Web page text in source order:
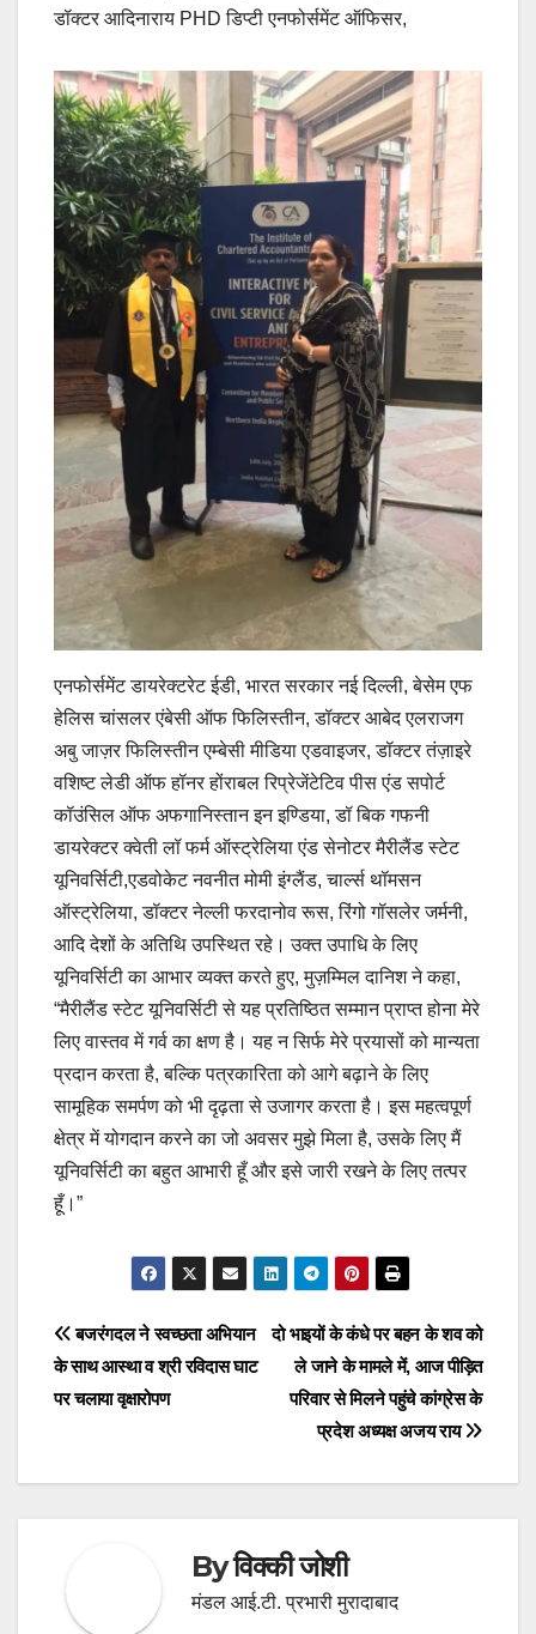
डॉक्टर आदिनाराय PHD डिप्टी एनफोर्समेंट ऑफिसर,
एनफोर्समेंट डायरेक्टरेट ईडी, भारत सरकार नई दिल्ली, बेसेम एफ
हेलिस चांसलर एंबेसी ऑफ फिलिस्तीन, डॉक्टर आबेद एलराजग
अबु जाज़र फिलिस्तीन एम्बेसी मीडिया एडवाइजर, डॉक्टर तंज़ाइरे
वशिष्ट लेडी ऑफ हॉनर होंराबल रिप्रेजेंटेटिव पीस एंड सपोर्ट
कॉउंसिल ऑफ अफगानिस्तान इन इण्डिया, डॉ बिक गफनी
डायरेक्टर क्वेती लॉ फर्म ऑस्ट्रेलिया एंड सेनोटर मैरीलैंड स्टेट
यूनिवर्सिटी,एडवोकेट नवनीत मोमी इंग्लैंड, चार्ल्स थॉमसन
ऑस्ट्रेलिया, डॉक्टर नेल्ली फरदानोव रूस, रिंगो गॉसलेर जर्मनी,
आदि देशों के अतिथि उपस्थित रहे। उक्त उपाधि के लिए
यूनिवर्सिटी का आभार व्यक्त करते हुए, मुज़म्मिल दानिश ने कहा,
“मैरीलैंड स्टेट यूनिवर्सिटी से यह प्रतिष्ठित सम्मान प्राप्त होना मेरे
लिए वास्तव में गर्व का क्षण है। यह न सिर्फ मेरे प्रयासों को मान्यता
प्रदान करता है, बल्कि पत्रकारिता को आगे बढ़ाने के लिए
सामूहिक समर्पण को भी दृढ़ता से उजागर करता है। इस महत्वपूर्ण
क्षेत्र में योगदान करने का जो अवसर मुझे मिला है, उसके लिए मैं
यूनिवर्सिटी का बहुत आभारी हूँ और इसे जारी रखने के लिए तत्पर
हूँ।”
Post
navigation
दो भाइयों के कंधे पर बहन के शव को
ले जाने के मामले में, आज पीड़ित
परिवार से मिलने पहुंचे कांग्रेस के
प्रदेश अध्यक्ष अजय राय
बजरंगदल ने स्वच्छता अभियान
के साथ आस्था व श्री रविदास घाट
पर चलाया वृक्षारोपण
Byविक्की जोशी
मंडल आई.टी. प्रभारी मुरादाबाद